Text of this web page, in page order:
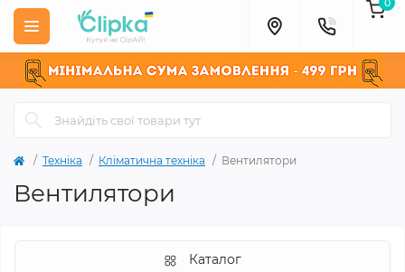
Техніка Кліматична техніка Вентилятори
Вентилятори
Каталог